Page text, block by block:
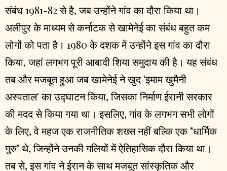
संबंध 1981-82 से है, जब उन्होंने गांव का दौरा किया था।
अलीपुर के माध्यम से कर्नाटक से खामेनेई का संबंध बहुत कम
लोगों को पता है। 1980 के दशक में उन्होंने इस गांव का दौरा
किया, जहां लगभग पूरी आबादी शिया समुदाय की है। यह संबंध
तब और मजबूत हुआ जब खामेनेई ने खुद 'इमाम खुमैनी
अस्पताल' का उद्घाटन किया, जिसका निर्माण ईरानी सरकार
की मदद से किया गया था। इसलिए, गांव के लगभग सभी लोगों
के लिए, वे महज एक राजनीतिक शख्स नहीं बल्कि एक "धार्मिक
गुरु" थे, जिन्होंने उनकी गलियों में ऐतिहासिक दौरा किया था।
तब से, इस गांव ने ईरान के साथ मजबूत सांस्कृतिक और